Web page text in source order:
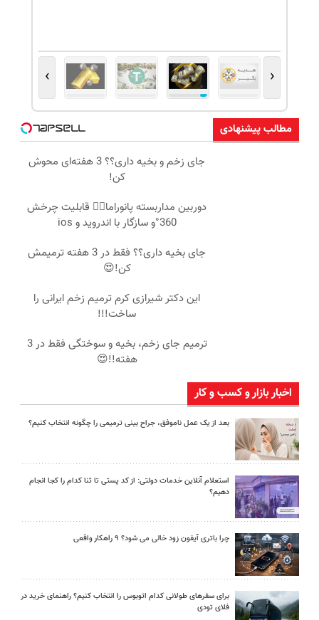
‹
›
مطالب پیشنهادی
جای زخم و بخیه داری؟؟ 3 هفته‌ای محوش
کن!
دوربین مداربسته پانوراما👈🏻 قابلیت چرخش
360°و سازگار با اندروید و ios
جای بخیه داری؟؟ فقط در 3 هفته ترمیمش
کن!😍
این دکتر شیرازی کرم ترمیم زخم ایرانی را
ساخت!!!
ترمیم جای زخم، بخیه و سوختگی فقط در 3
هفته!!😍
اخبار بازار و کسب و کار
بعد از یک عمل ناموفق، جراح بینی ترمیمی را چگونه انتخاب کنیم؟
استعلام آنلاین خدمات دولتی: از کد پستی تا ثنا کدام را کجا انجام
دهیم؟
چرا باتری آیفون زود خالی می شود؟ ۹ راهکار واقعی
برای سفرهای طولانی کدام اتوبوس را انتخاب کنیم؟ راهنمای خرید در
فلای تودی